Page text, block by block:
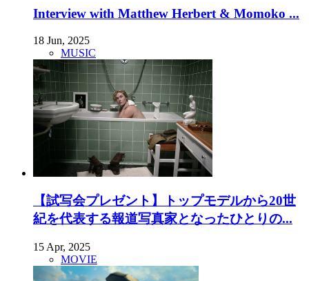
Interview with Matthew Herbert & Momoko ...
18 Jun, 2025
MUSIC
【試写会プレゼント】トップモデルから20世
紀を代表する報道写真家となったひとりの...
15 Apr, 2025
MOVIE